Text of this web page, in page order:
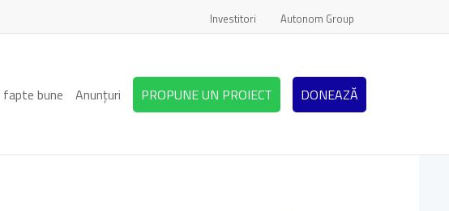
Investitori Autonom Group
bune Anunțuri PROPUNE UN PROIECT DONEAZĂ